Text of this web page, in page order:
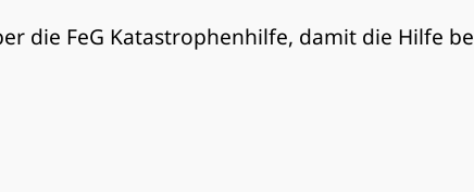
die FeG Katastrophenhilfe, damit die Hilfe